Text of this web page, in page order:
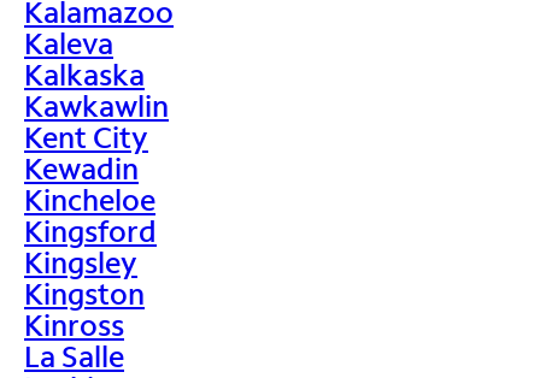
Kalamazoo
Kaleva
Kalkaska
Kawkawlin
Kent City
Kewadin
Kincheloe
Kingsford
Kingsley
Kingston
Kinross
La Salle